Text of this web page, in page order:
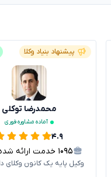
پیشنهاد بنیاد وکلا
محمدرضا توکلی
آماده مشاوره فوری
۴.۹
۱۰۹۵ خدمت ارائه شده
وکیل پایه یک کانون وکلای